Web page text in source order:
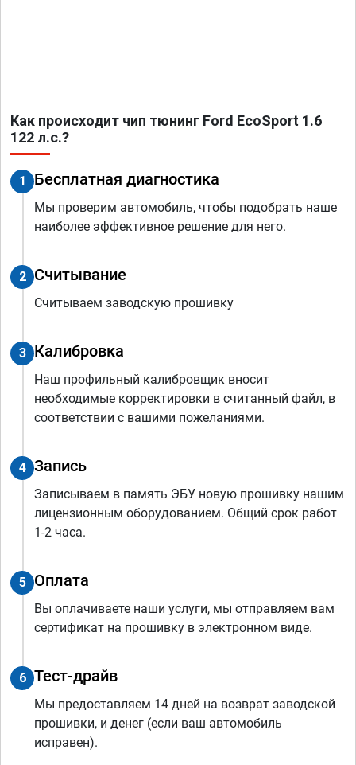
Как происходит чип тюнинг Ford EcoSport 1.6
122 л.с.?
1 Бесплатная диагностика
Мы проверим автомобиль, чтобы подобрать наше
наиболее эффективное решение для него.
2 Считывание
Считываем заводскую прошивку
3 Калибровка
Наш профильный калибровщик вносит
необходимые корректировки в считанный файл, в
соответствии с вашими пожеланиями.
4 Запись
Записываем в память ЭБУ новую прошивку нашим
лицензионным оборудованием. Общий срок работ
1-2 часа.
5 Оплата
Вы оплачиваете наши услуги, мы отправляем вам
сертификат на прошивку в электронном виде.
6 Тест-драйв
Мы предоставляем 14 дней на возврат заводской
прошивки, и денег (если ваш автомобиль
исправен).